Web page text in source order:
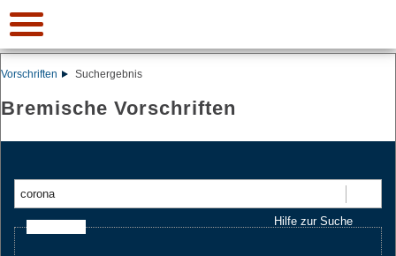
Vorschriften Suchergebnis
Bremische Vorschriften
Hilfe zur Suche